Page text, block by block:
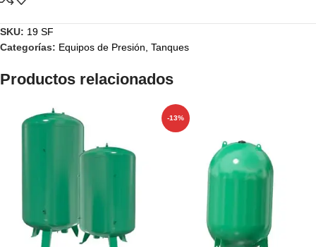
SKU: 19 SF
Categorías: Equipos de Presión Tanques
Productos relacionados
-13%